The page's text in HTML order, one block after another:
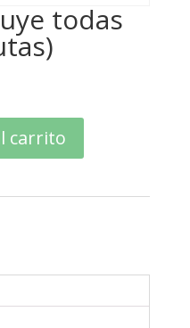
todas
carrito